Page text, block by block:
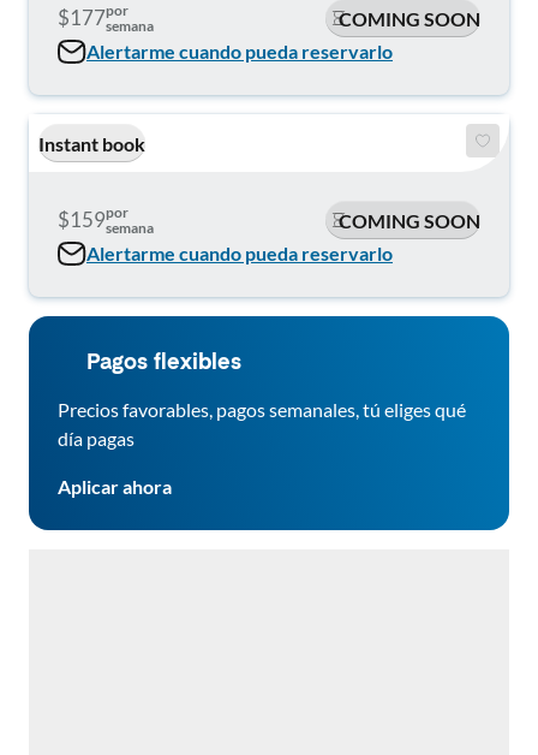
$177por
semana
COMING SOON
Alertarme cuando pueda reservarlo
Instant book
$159por
semana
COMING SOON
Alertarme cuando pueda reservarlo
Pagos flexibles
Precios favorables, pagos semanales, tú eliges qué
día pagas
Aplicar ahora